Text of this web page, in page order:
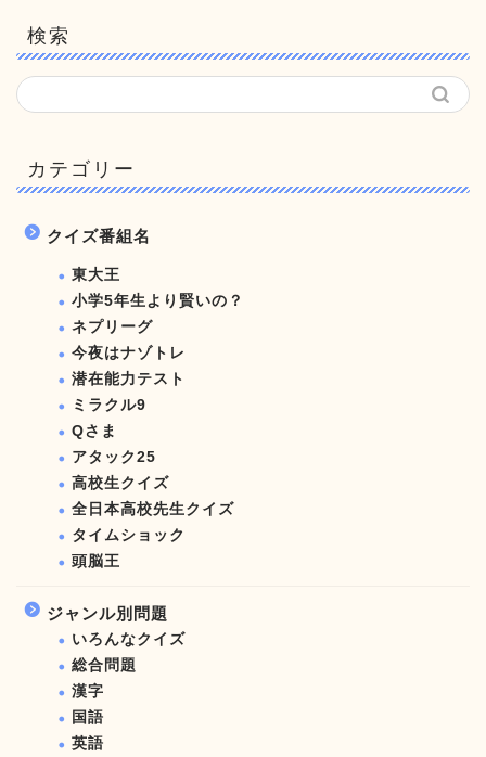
検索
カテゴリー
クイズ番組名
東大王
小学5年生より賢いの？
ネプリーグ
今夜はナゾトレ
潜在能力テスト
ミラクル9
Qさま
アタック25
高校生クイズ
全日本高校先生クイズ
タイムショック
頭脳王
ジャンル別問題
いろんなクイズ
総合問題
漢字
国語
英語